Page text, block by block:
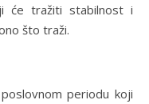
će tražiti stabilnost i
što traži.
periodu koji